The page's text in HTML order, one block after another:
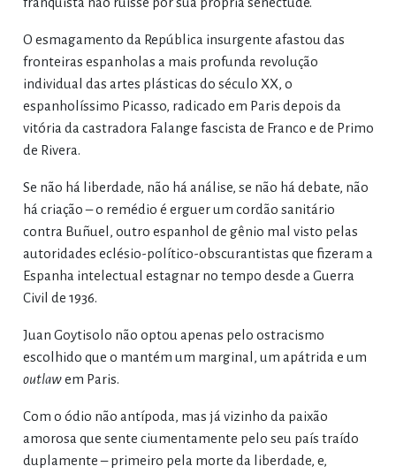
O esmagamento da República insurgente afastou das
fronteiras espanholas a mais profunda revolução
individual das artes plásticas do século XX, o
espanholíssimo Picasso, radicado em Paris depois da
vitória da castradora Falange fascista de Franco e de Primo
de Rivera.
Se não há liberdade, não há análise, se não há debate, não
há criação – o remédio é erguer um cordão sanitário
contra Buñuel, outro espanhol de gênio mal visto pelas
autoridades eclésio-político-obscurantistas que fizeram a
Espanha intelectual estagnar no tempo desde a Guerra
Civil de 1936.
Juan Goytisolo não optou apenas pelo ostracismo
escolhido que o mantém um marginal, um apátrida e um
outlawem Paris.
Com o ódio não antípoda, mas já vizinho da paixão
amorosa que sente ciumentamente pelo seu país traído
duplamente – primeiro pela morte da liberdade, e,